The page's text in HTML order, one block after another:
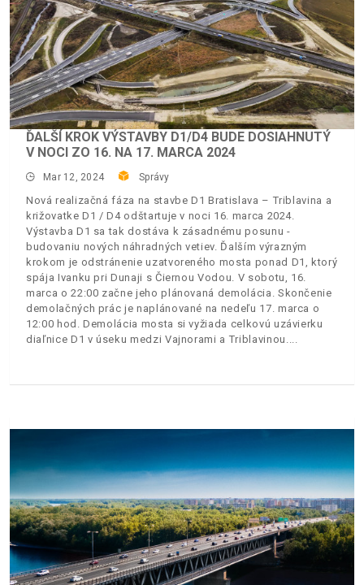
ĎALŠÍ KROK VÝSTAVBY D1/D4 BUDE DOSIAHNUTÝ
V NOCI ZO 16. NA 17. MARCA 2024
Mar 12, 2024 Správy
Nová realizačná fáza na stavbe D1 Bratislava – Triblavina a
križovatke D1 / D4 odštartuje v noci 16. marca 2024.
Výstavba D1 sa tak dostáva k zásadnému posunu -
budovaniu nových náhradných vetiev. Ďalším výrazným
krokom je odstránenie uzatvoreného mosta ponad D1, ktorý
spája Ivanku pri Dunaji s Čiernou Vodou. V sobotu, 16.
marca o 22:00 začne jeho plánovaná demolácia. Skončenie
demolačných prác je naplánované na nedeľu 17. marca o
12:00 hod. Demolácia mosta si vyžiada celkovú uzávierku
diaľnice D1 v úseku medzi Vajnorami a Triblavinou.